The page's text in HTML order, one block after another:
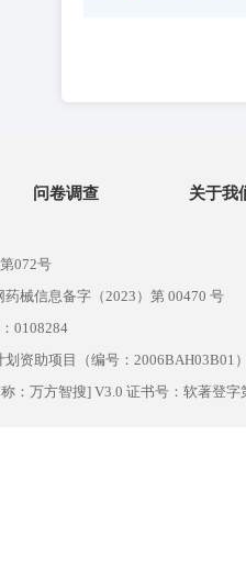
问卷调查 关于我
072号
械信息备字（2023）第 00470 号
0108284
资助项目（编号：2006BAH03B01
：万方智搜] V3.0 证书号：软著登字